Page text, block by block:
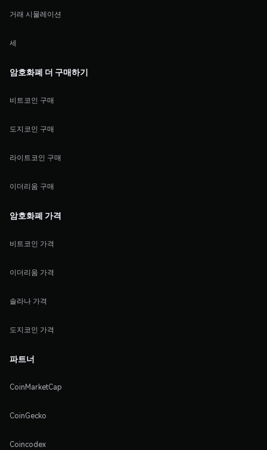
거래 시물레이션
세
암호화폐 더 구매하기
비트코인 구매
도지코인 구매
라이트코인 구매
이더리움 구매
암호화폐 가격
비트코인 가격
이더리움 가격
솔라나 가격
도지코인 가격
파트너
CoinMarketCap
CoinGecko
Coincodex